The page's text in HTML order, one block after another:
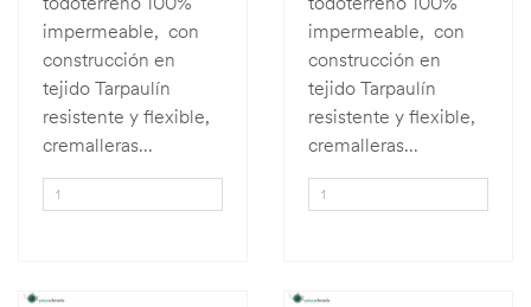
impermeable, con
construcción en
tejido Tarpaulín
resistente y flexible,
cremalleras...
impermeable, con
construcción en
tejido Tarpaulín
resistente y flexible,
cremalleras...